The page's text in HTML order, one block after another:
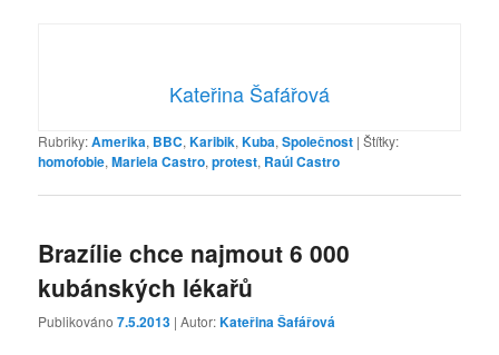
Kateřina Šafářová
Rubriky:Amerika, BBC,Karibik,Kuba,Společnost |Štítky:
homofobie,Mariela Castro,protest, Raúl Castro
Brazílie chce najmout 6 000
kubánských lékařů
Publikováno7.5.2013 | Autor:Kateřina Šafářová